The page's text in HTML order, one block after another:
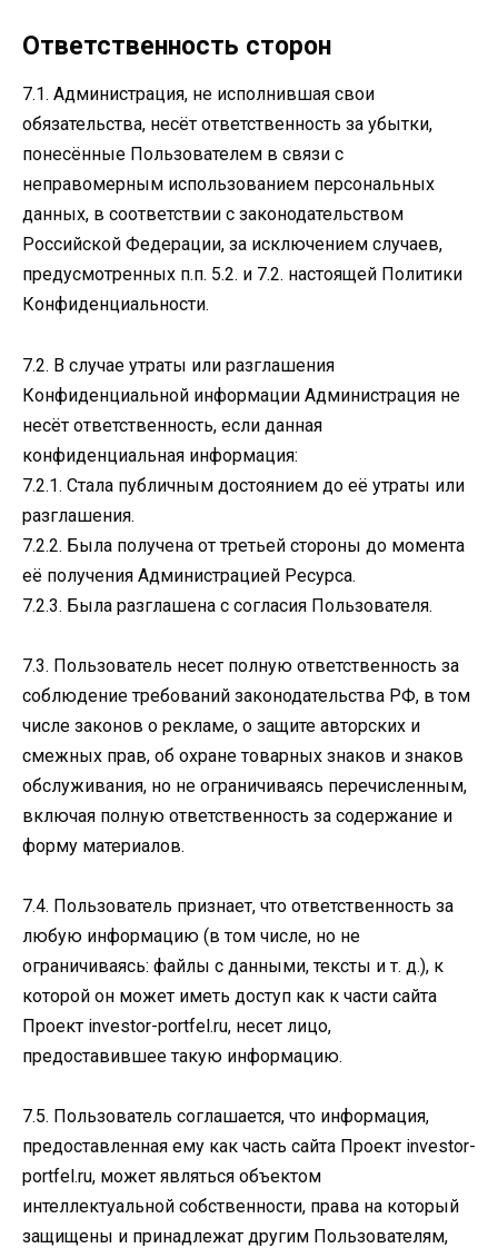
Ответственность сторон
7.1. Администрация, не исполнившая свои
обязательства, несёт ответственность за убытки,
понесённые Пользователем в связи с
неправомерным использованием персональных
данных, в соответствии с законодательством
Российской Федерации, за исключением случаев,
предусмотренных п.п. 5.2. и 7.2. настоящей Политики
Конфиденциальности.
7.2. В случае утраты или разглашения
Конфиденциальной информации Администрация не
несёт ответственность, если данная
конфиденциальная информация:
7.2.1. Стала публичным достоянием до её утраты или
разглашения.
7.2.2. Была получена от третьей стороны до момента
её получения Администрацией Ресурса.
7.2.3. Была разглашена с согласия Пользователя.
7.3. Пользователь несет полную ответственность за
соблюдение требований законодательства РФ, в том
числе законов о рекламе, о защите авторских и
смежных прав, об охране товарных знаков и знаков
обслуживания, но не ограничиваясь перечисленным,
включая полную ответственность за содержание и
форму материалов.
7.4. Пользователь признает, что ответственность за
любую информацию (в том числе, но не
ограничиваясь: файлы с данными, тексты и т. д.), к
которой он может иметь доступ как к части сайта
Проект investor-portfel.ru, несет лицо,
предоставившее такую информацию.
7.5. Пользователь соглашается, что информация,
предоставленная ему как часть сайта Проект investor-
portfel.ru, может являться объектом
интеллектуальной собственности, права на который
защищены и принадлежат другим Пользователям,